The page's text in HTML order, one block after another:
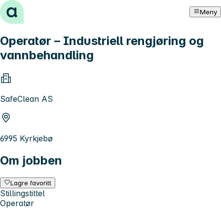
Hopp til innhold Meny
Operatør – Industriell rengjøring og
vannbehandling
SafeClean AS
6995 Kyrkjebø
Om jobben
Lagre favoritt
Stillingstittel
Operatør